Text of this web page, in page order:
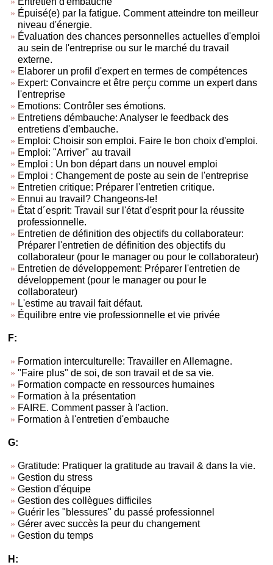
Épuisé(e) par la fatigue. Comment atteindre ton meilleur
niveau d'énergie.
Évaluation des chances personnelles actuelles d'emploi
au sein de l'entreprise ou sur le marché du travail
externe.
Elaborer un profil d'expert en termes de compétences
Expert: Convaincre et être perçu comme un expert dans
l'entreprise
Emotions: Contrôler ses émotions.
Entretiens démbauche: Analyser le feedback des
entretiens d'embauche.
Emploi: Choisir son emploi. Faire le bon choix d'emploi.
Emploi: "Arriver" au travail
Emploi : Un bon départ dans un nouvel emploi
Emploi : Changement de poste au sein de l'entreprise
Entretien critique: Préparer l'entretien critique.
Ennui au travail? Changeons-le!
État d´esprit: Travail sur l'état d'esprit pour la réussite
professionnelle.
Entretien de définition des objectifs du collaborateur:
Préparer l'entretien de définition des objectifs du
collaborateur (pour le manager ou pour le collaborateur)
Entretien de développement: Préparer l'entretien de
développement (pour le manager ou pour le
collaborateur)
L'estime au travail fait défaut.
Équilibre entre vie professionnelle et vie privée
F:
Formation interculturelle: Travailler en Allemagne.
"Faire plus" de soi, de son travail et de sa vie.
Formation compacte en ressources humaines
Formation à la présentation
FAIRE. Comment passer à l'action.
Formation à l'entretien d'embauche
G:
Gratitude: Pratiquer la gratitude au travail & dans la vie.
Gestion du stress
Gestion d'équipe
Gestion des collègues difficiles
Guérir les "blessures" du passé professionnel
Gérer avec succès la peur du changement
Gestion du temps
H: